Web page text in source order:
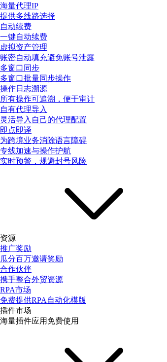
海量代理IP
提供多线路选择
自动续费
一键自动续费
虚拟资产管理
账密自动填充避免账号泄露
多窗口同步
多窗口批量同步操作
操作日志溯源
所有操作可追溯，便于审计
自有代理导入
灵活导入自己的代理配置
即点即译
为跨境业务消除语言障碍
专线加速与操作护航
实时预警，规避封号风险
资源
推广奖励
瓜分百万邀请奖励
合作伙伴
携手整合外贸资源
RPA市场
免费提供RPA自动化模版
插件市场
海量插件应用免费使用